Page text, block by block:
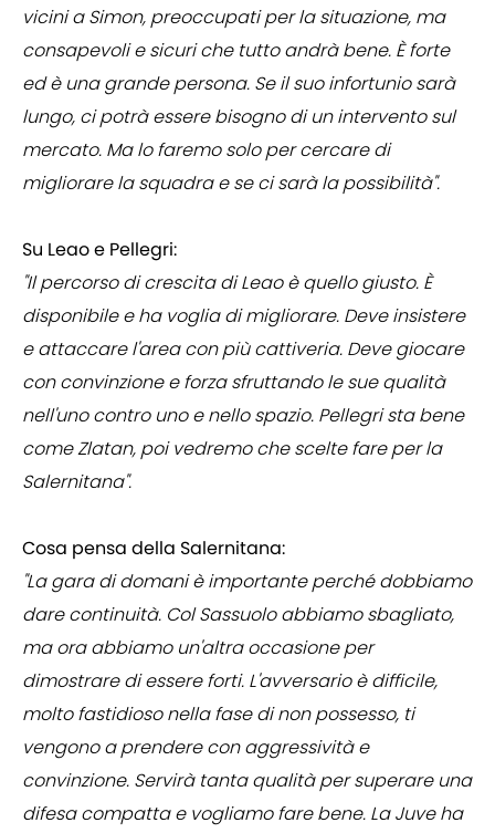
vicini a Simon, preoccupati per la situazione, ma
consapevoli e sicuri che tutto andrà bene. È forte
ed è una grande persona. Se il suo infortunio sarà
lungo, ci potrà essere bisogno di un intervento sul
mercato. Ma lo faremo solo per cercare di
migliorare la squadra e se ci sarà la possibilità".
Su Leao e Pellegri:
"Il percorso di crescita di Leao è quello giusto. È
disponibile e ha voglia di migliorare. Deve insistere
e attaccare l'area con più cattiveria. Deve giocare
con convinzione e forza sfruttando le sue qualità
nell'uno contro uno e nello spazio. Pellegri sta bene
come Zlatan, poi vedremo che scelte fare per la
Salernitana".
Cosa pensa della Salernitana:
"La gara di domani è importante perché dobbiamo
dare continuità. Col Sassuolo abbiamo sbagliato,
ma ora abbiamo un'altra occasione per
dimostrare di essere forti. L'avversario è difficile,
molto fastidioso nella fase di non possesso, ti
vengono a prendere con aggressività e
convinzione. Servirà tanta qualità per superare una
difesa compatta e vogliamo fare bene. La Juve ha